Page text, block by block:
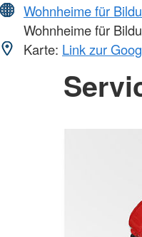
Wohnheime für
Wohnheime für
Karte: Link zur